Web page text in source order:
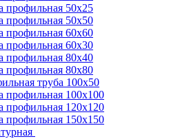
профильная 50х25
профильная 50х50
профильная 60x60
профильная 60х30
профильная 80х40
профильная 80х80
труба 100х50
профильная 100х100
профильная 120х120
профильная 150х150